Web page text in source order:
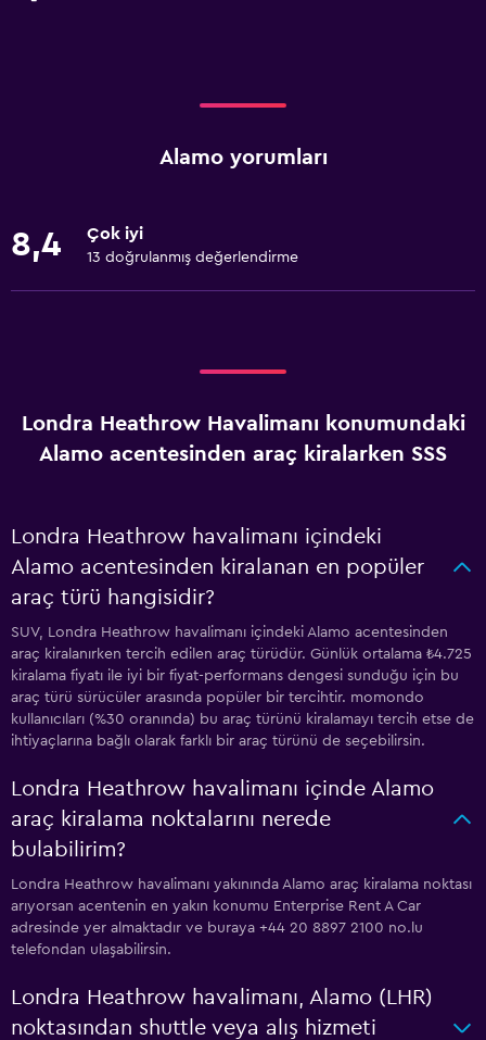
Alamo yorumları
8,4 Çok iyi
13 doğrulanmış değerlendirme
Londra Heathrow Havalimanı konumundaki
Alamo acentesinden araç kiralarken SSS
Londra Heathrow havalimanı içindeki
Alamo acentesinden kiralanan en popüler
araç türü hangisidir?
SUV, Londra Heathrow havalimanı içindeki Alamo acentesinden
araç kiralanırken tercih edilen araç türüdür. Günlük ortalama ₺4.725
kiralama fiyatı ile iyi bir fiyat-performans dengesi sunduğu için bu
araç türü sürücüler arasında popüler bir tercihtir. momondo
kullanıcıları (%30 oranında) bu araç türünü kiralamayı tercih etse de
ihtiyaçlarına bağlı olarak farklı bir araç türünü de seçebilirsin.
Londra Heathrow havalimanı içinde Alamo
araç kiralama noktalarını nerede
bulabilirim?
Londra Heathrow havalimanı yakınında Alamo araç kiralama noktası
arıyorsan acentenin en yakın konumu Enterprise Rent A Car
adresinde yer almaktadır ve buraya +44 20 8897 2100 no.lu
telefondan ulaşabilirsin.
Londra Heathrow havalimanı, Alamo (LHR)
noktasından shuttle veya alış hizmeti